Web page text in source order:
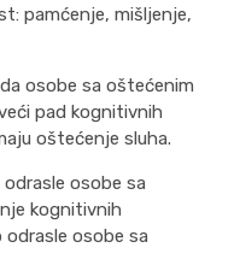
pamćenje, mišljenje,
osobe sa oštećenim
pad kognitivnih
oštećenje sluha.
osobe sa
kognitivnih
osobe sa